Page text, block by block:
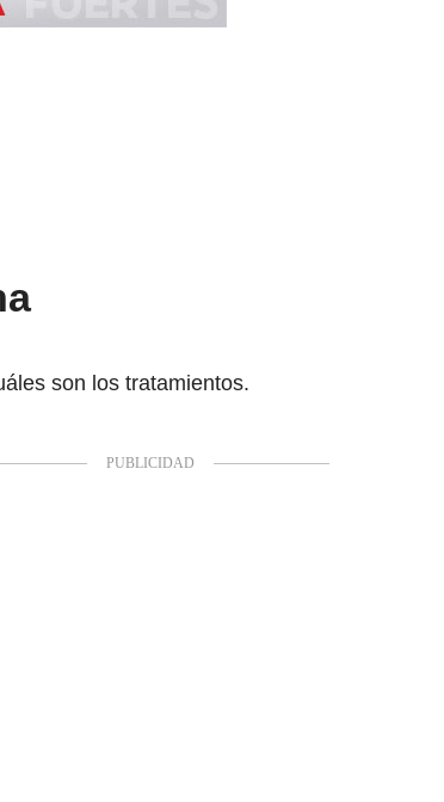
son los tratamientos.